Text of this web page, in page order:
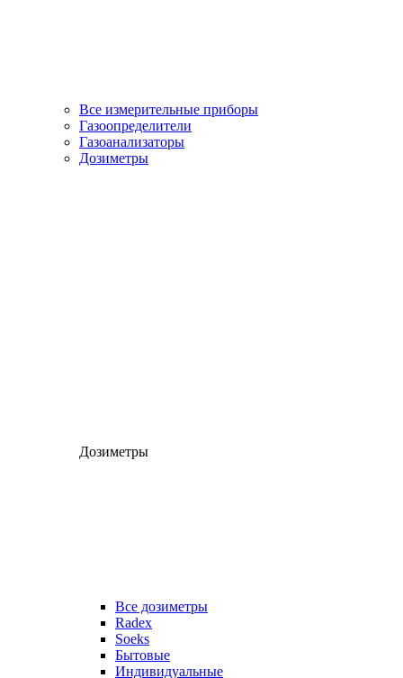
Все измерительные приборы
Газоопределители
Газоанализаторы
Дозиметры
Дозиметры
Все дозиметры
Radex
Soeks
Бытовые
Индивидуальные